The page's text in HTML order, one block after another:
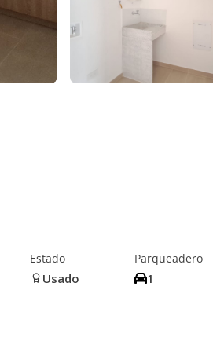
Estado
Usado
Parqueadero
1